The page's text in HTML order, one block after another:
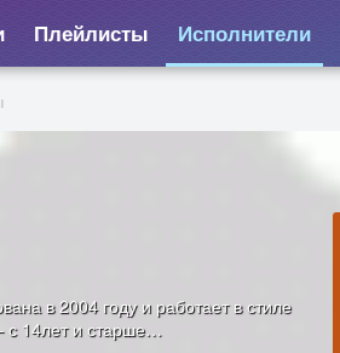
Плейлисты Исполнители
в 2004 году и работает в стиле
с 14лет и старше…